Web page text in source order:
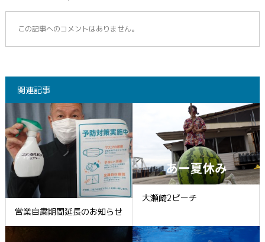
この記事へのコメントはありません。
関連記事
営業自粛期間延長のお知らせ
大瀬崎2ビーチ